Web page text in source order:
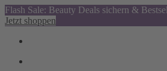
Flash Sale: Beauty Deals sichern &
Jetzt shoppen